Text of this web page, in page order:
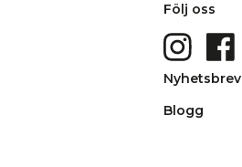
Följ oss
Nyhetsbrev
Blogg